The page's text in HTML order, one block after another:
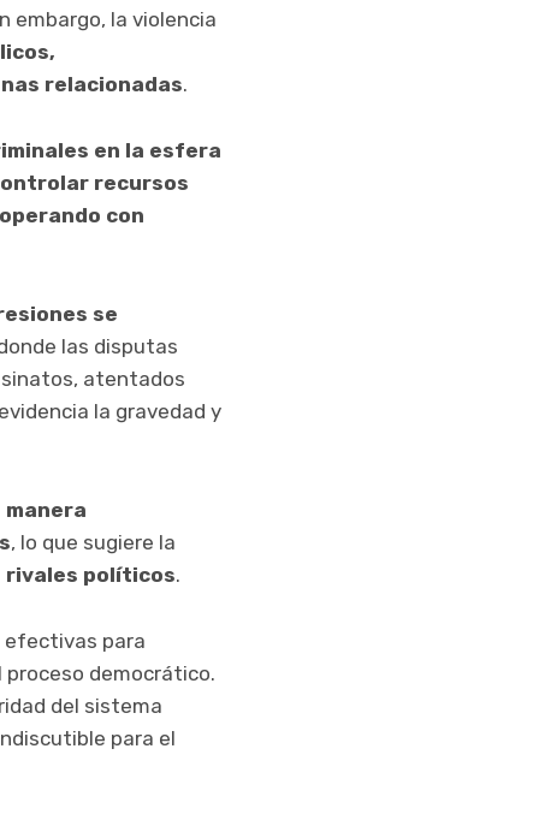
embargo, la violencia
relacionadas.
en la esfera
recursos
operando con
se
las disputas
atentados
la gravedad y
, lo que sugiere la
rivales políticos.
efectivas para
democrático.
del sistema
para el